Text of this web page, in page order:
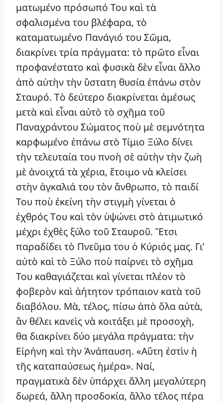
ματωμένο πρόσωπό Του καὶ τὰ
σφαλισμένα του βλέφαρα, τὸ
καταματωμένο Πανάγιό του Σῶμα,
διακρίνει τρία πράγματα: τὸ πρῶτο εἶναι
προφανέστατο καὶ φυσικὰ δὲν εἶναι ἄλλο
ἀπὸ αὐτὴν τὴν ὕστατη θυσία ἐπάνω στὸν
Σταυρό. Τὸ δεύτερο διακρίνεται ἀμέσως
μετὰ καὶ εἶναι αὐτὸ τὸ σχῆμα τοῦ
Παναχράντου Σώματος ποὺ μὲ σεμνότητα
καρφωμένο ἐπάνω στὸ Τίμιο Ξύλο δίνει
τὴν τελευταία του πνοὴ σὲ αὐτὴν τὴν ζωὴ
μὲ ἀνοιχτά τὰ χέρια, ἕτοιμο νὰ κλείσει
στὴν ἀγκαλιά του τὸν ἄνθρωπο, τὸ παιδί
Του ποὺ ἐκείνη τὴν στιγμὴ γίνεται ὁ
ἐχθρός Tου καὶ τὸν ὑψώνει στὸ ἀτιμωτικό
μέχρι ἐχθὲς ξύλο τοῦ Σταυροῦ. Ἔτσι
παραδίδει τὸ Πνεῦμα του ὁ Κύριός μας. Γι’
αὐτὸ καὶ τὸ Ξύλο ποὺ παίρνει τὸ σχῆμα
Του καθαγιάζεται καὶ γίνεται πλέον τὸ
φοβερὸν καὶ ἀήτητον τρόπαιον κατὰ τοῦ
διαβόλου. Μὰ, τέλος, πίσω ἀπὸ ὅλα αὐτὰ,
ἂν θέλει κανεὶς νὰ κοιτάξει μὲ προσοχὴ,
θα διακρίνει δύο μεγάλα πράγματα: τὴν
Εἰρήνη καὶ τὴν Ἀνάπαυση. «Αὕτη ἐστὶν ἡ
τῆς καταπαύσεως ἡμέρα». Ναί,
πραγματικὰ δὲν ὑπάρχει ἄλλη μεγαλύτερη
δωρεά, ἄλλη προσδοκία, ἄλλο τέλος πέρα